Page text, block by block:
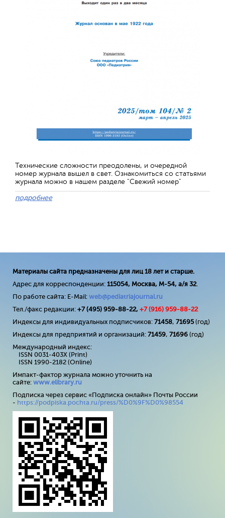
Технические сложности преодолены, и очередной
номер журнала вышел в свет. Ознакомиться со статьями
журнала можно в нашем разделе "Свежий номер"
подробнее
Материалы сайта предназначены для лиц 18 лет и старше.
Адрес для корреспонденции: 115054, Москва, М-54, а/я 32.
По работе сайта: E-Mail: web@pediatriajournal.ru
Тел./факс редакции: +7 (495) 959-88-22, +7 (916) 959-88-22
Индексы для индивидуальных подписчиков: 71458, 71695(год)
Индексы для предприятий и организаций: 71459, 71696 (год)
Международный индекс:
ISSN 0031-403X (Print)
ISSN 1990-2182 (Online)
Импакт-фактор журнала можно уточнить на
сайте: www.elibrary.ru
Подписка через сервис «Подписка онлайн» Почты России
- https://podpiska.pochta.ru/press/%D0%9F%D0%98554